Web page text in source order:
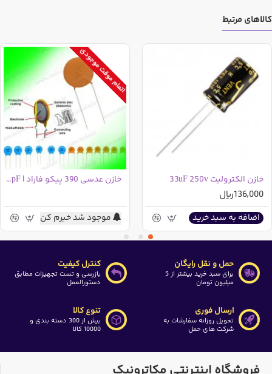
مارکون | MARCON ژاپن :
ارتفاع : 11.5 میلی متر
قطر : 5.2 میلی متر
دما : 85 درجه سانتی گراد
همچنین این کالا در خریدهای عمده شامل تخفیف می باشد که
مقدار این تخفیف در ذیل قیمت پایه درج گردیده است
در صورتی که در جستجوی رنج دیگری از این خازن می باشید
می توانید از دسته بندی های بالای سایت ابتدا وارد قطعات
خازن های الکترولیت شوید و سپس توسط فیلتری که در سمت
راست وجود دارد(بعد از ورود به دسته بندی خازن های
نمایید
کالاهای مرتبط
خازن الکترولیت 33uF 250v
136,000ریال
اضافه به سبد خرید
اتمام موقت موجودی
خازن عدسی 390 پیکو فاراد | 390pF | کد 391
موجود شد خبرم کن
حمل و نقل رایگان
برای سبد خرید بیشتر از 5
میلیون تومان
کنترل کیفیت
بازرسی و تست تجهیزات مطابق
دستورالعمل
ارسال فوری
تحویل روزانه سفارشات به
شرکت های حمل
تنوع کالا
بیش از 300 دسته بندی و
10000 کالا